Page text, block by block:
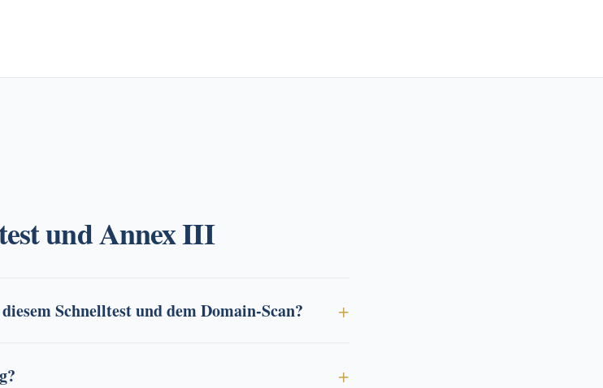
und Annex III
Schnelltest und dem Domain-Scan?